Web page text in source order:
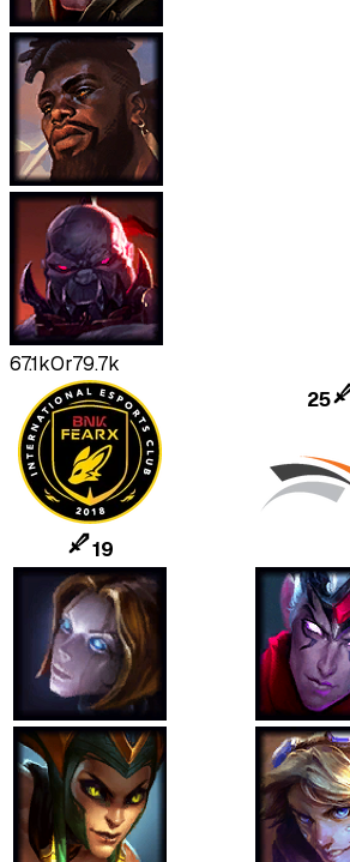
67.1kOr79.7k
19
25